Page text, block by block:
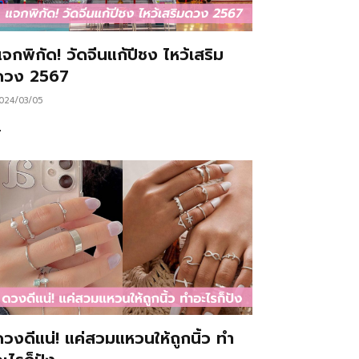
กพิกัด! วัดจีนแก้ปีชง ไหว้เสริม
ง 2567
03/05
งดีแน่! แค่สวมแหวนให้ถูกนิ้ว ทำ